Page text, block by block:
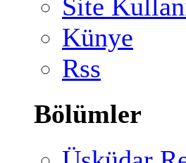
Site
Künye
Rss
Bölümler